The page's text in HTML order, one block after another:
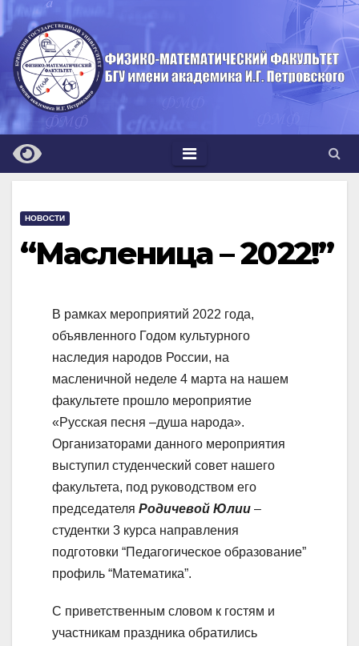
Перейти
к
содержимому
НОВОСТИ
“Масленица – 2022!”
В рамках мероприятий 2022 года,
объявленного Годом культурного
наследия народов России, на
масленичной неделе 4 марта на нашем
факультете прошло мероприятие
«Русская песня –душа народа».
Организаторами данного мероприятия
выступил студенческий совет нашего
факультета, под руководством его
председателя Родичевой Юлии –
студентки 3 курса направления
подготовки “Педагогическое образование”
профиль “Математика”.
С приветственным словом к гостям и
участникам праздника обратились